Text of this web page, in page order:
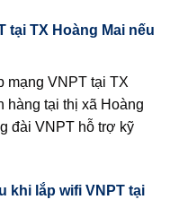
tại TX Hoàng Mai nếu
mạng VNPT tại TX
hàng tại thị xã Hoàng
đài VNPT hỗ trợ kỹ
khi lắp wifi VNPT tại